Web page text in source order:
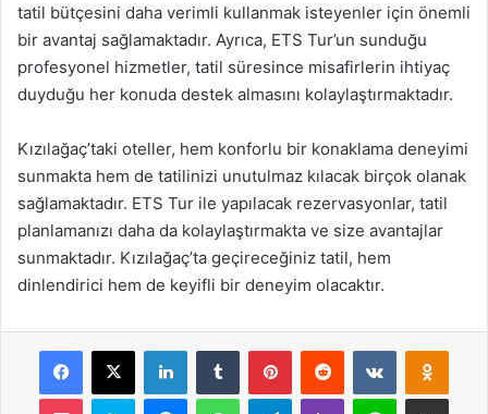
tatil bütçesini daha verimli kullanmak isteyenler için önemli
bir avantaj sağlamaktadır. Ayrıca, ETS Tur’un sunduğu
profesyonel hizmetler, tatil süresince misafirlerin ihtiyaç
duyduğu her konuda destek almasını kolaylaştırmaktadır.
Kızılağaç’taki oteller, hem konforlu bir konaklama deneyimi
sunmakta hem de tatilinizi unutulmaz kılacak birçok olanak
sağlamaktadır. ETS Tur ile yapılacak rezervasyonlar, tatil
planlamanızı daha da kolaylaştırmakta ve size avantajlar
sunmaktadır. Kızılağaç’ta geçireceğiniz tatil, hem
dinlendirici hem de keyifli bir deneyim olacaktır.
Facebook
X LinkedInTumblr PinterestReddit VKontakte
Pocket Skype MessengerWhatsAppTelegramViber Line E-Posta ile